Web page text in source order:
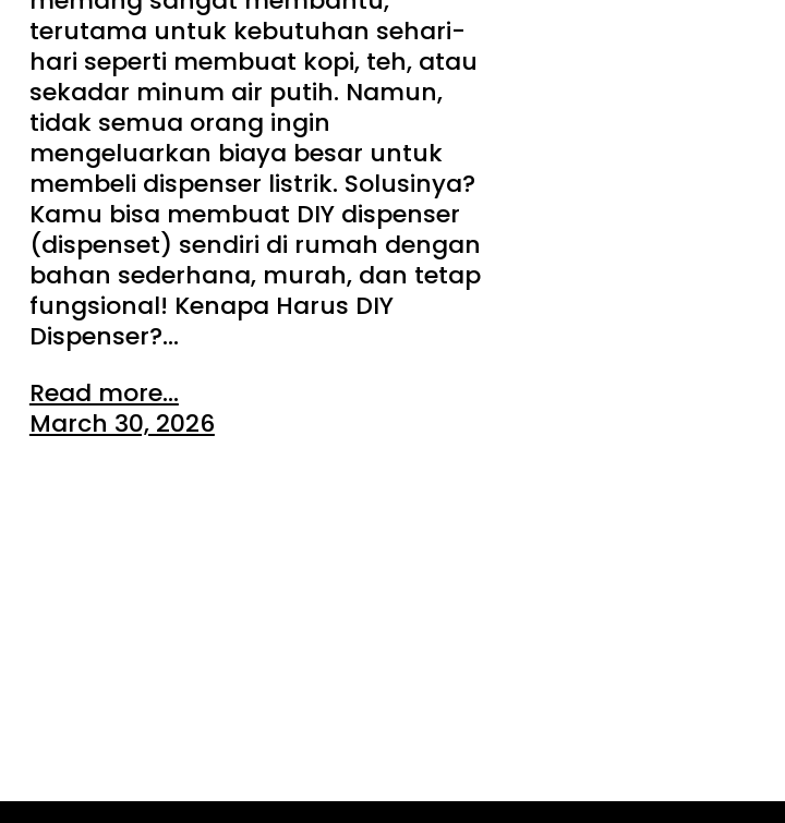
terutama untuk kebutuhan sehari-
hari seperti membuat kopi, teh, atau
sekadar minum air putih. Namun,
tidak semua orang ingin
mengeluarkan biaya besar untuk
membeli dispenser listrik. Solusinya?
Kamu bisa membuat DIY dispenser
(dispenset) sendiri di rumah dengan
bahan sederhana, murah, dan tetap
fungsional! Kenapa Harus DIY
Dispenser?…
Read more...
March 30, 2026